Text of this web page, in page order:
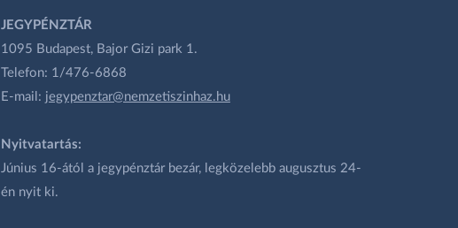
JEGYPÉNZTÁR
1095 Budapest, Bajor Gizi park 1.
Telefon: 1/476-6868
E-mail: jegypenztar@nemzetiszinhaz.hu
Nyitvatartás:
Június 16-ától a jegypénztár bezár, legközelebb augusztus 24-
én nyit ki.